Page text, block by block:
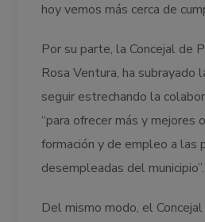
hoy vemos más cerca de
Por su parte, la Concejal de
Rosa Ventura, ha subrayado
seguir estrechando la
“para ofrecer más y mejores
formación y de empleo a las
desempleadas del municipio”.
Del mismo modo, el